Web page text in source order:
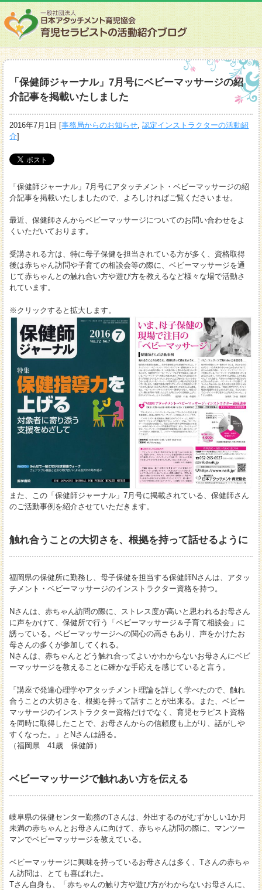
「保健師ジャーナル」7月号にベビーマッサージの紹
介記事を掲載いたしました
2016年7月1日 [事務局からのお知らせ,認定インストラクターの活動紹
介]
「保健師ジャーナル」7月号にアタッチメント・ベビーマッサージの紹
介記事を掲載いたしましたので、よろしければご覧くださいませ。
最近、保健師さんからベビーマッサージについてのお問い合わせをよ
くいただいております。
受講される方は、特に母子保健を担当されている方が多く、資格取得
後は赤ちゃん訪問や子育ての相談会等の際に、ベビーマッサージを通
じて赤ちゃんとの触れ合い方や遊び方を教えるなど様々な場で活動さ
れています。
※クリックすると拡大します。
また、この「保健師ジャーナル」7月号に掲載されている、保健師さん
のご活動事例を紹介させていただきます。
触れ合うことの大切さを、根拠を持って話せるように
福岡県の保健所に勤務し、母子保健を担当する保健師Nさんは、アタッ
チメント・ベビーマッサージのインストラクター資格を持つ。
Nさんは、赤ちゃん訪問の際に、ストレス度が高いと思われるお母さん
に声をかけて、保健所で行う「ベビーマッサージ＆子育て相談会」に
誘っている。ベビーマッサージへの関心の高さもあり、声をかけたお
母さんの多くが参加してくれる。
Nさんは、赤ちゃんとどう触れ合ってよいかわからないお母さんにベビ
ーマッサージを教えることに確かな手応えを感じていると言う。
「講座で発達心理学やアタッチメント理論を詳しく学べたので、触れ
合うことの大切さを、根拠を持って話すことが出来る。また、ベビー
マッサージのインストラクター資格だけでなく、育児セラピスト資格
を同時に取得したことで、お母さんからの信頼度も上がり、話がしや
すくなった。」とNさんは語る。
（福岡県 41歳 保健師）
ベビーマッサージで触れあい方を伝える
岐阜県の保健センター勤務のTさんは、外出するのがむずかしい1か月
未満の赤ちゃんとお母さんに向けて、赤ちゃん訪問の際に、マンツー
マンでベビーマッサージを教えている。
ベビーマッサージに興味を持っているお母さんは多く、Tさんの赤ちゃ
ん訪問は、とても喜ばれた。
Tさん自身も、「赤ちゃんの触り方や遊び方がわからないお母さんに、